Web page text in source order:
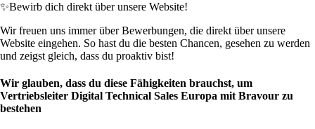
✨Bewirb dich direkt über unsere Website!
Wir freuen uns immer über Bewerbungen, die direkt über unsere
Website eingehen. So hast du die besten Chancen, gesehen zu werden
und zeigst gleich, dass du proaktiv bist!
Wir glauben, dass du diese Fähigkeiten brauchst, um
Vertriebsleiter Digital Technical Sales Europa mit Bravour zu
bestehen